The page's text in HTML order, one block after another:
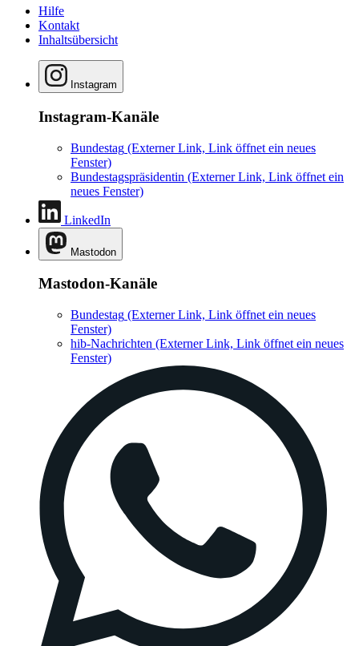
Hilfe
Kontakt
Inhaltsübersicht
Instagram
Instagram-Kanäle
Bundestag (Externer Link, Link öffnet ein neues
Fenster)
Bundestagspräsidentin (Externer Link, Link öffnet ein
neues Fenster)
LinkedIn
Mastodon
Mastodon-Kanäle
Bundestag (Externer Link, Link öffnet ein neues
Fenster)
hib-Nachrichten (Externer Link, Link öffnet ein neues
Fenster)